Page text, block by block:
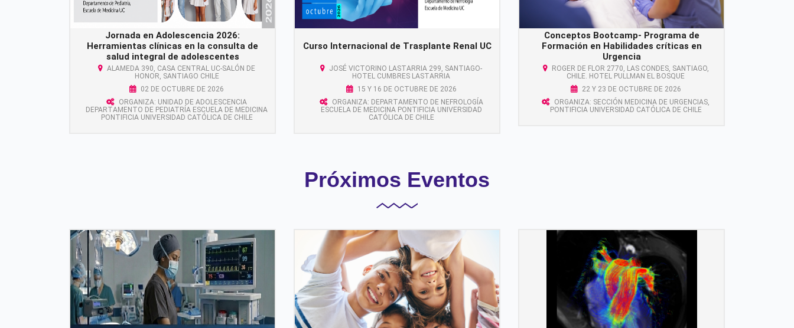
Jornada en Adolescencia 2026:
Herramientas clínicas en la consulta de
salud integral de adolescentes
ALAMEDA 390, CASA CENTRAL UC-SALÓN DE
HONOR, SANTIAGO CHILE
02 DE OCTUBRE DE 2026
ORGANIZA: UNIDAD DE ADOLESCENCIA
DEPARTAMENTO DE PEDIATRÍA ESCUELA DE MEDICINA
PONTIFICIA UNIVERSIDAD CATÓLICA DE CHILE
Curso Internacional de Trasplante Renal UC
JOSÉ VICTORINO LASTARRIA 299, SANTIAGO-
HOTEL CUMBRES LASTARRIA
15 Y 16 DE OCTUBRE DE 2026
ORGANIZA: DEPARTAMENTO DE NEFROLOGÍA
ESCUELA DE MEDICINA PONTIFICIA UNIVERSIDAD
CATÓLICA DE CHILE
Conceptos Bootcamp- Programa de
Formación en Habilidades críticas en
Urgencia
ROGER DE FLOR 2770, LAS CONDES, SANTIAGO,
CHILE. HOTEL PULLMAN EL BOSQUE
22 Y 23 DE OCTUBRE DE 2026
ORGANIZA: SECCIÓN MEDICINA DE URGENCIAS,
PONTIFICIA UNIVERSIDAD CATÓLICA DE CHILE
Próximos Eventos